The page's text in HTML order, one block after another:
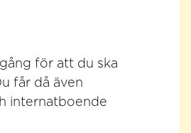
för att du ska
får då även
internatboende